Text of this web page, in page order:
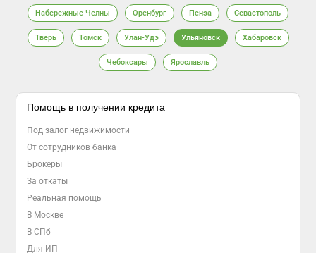
Набережные Челны Оренбург Пенза Севастополь
Тверь Томск Улан-Удэ Ульяновск Хабаровск
Чебоксары Ярославль
Помощь в получении кредита
Под залог недвижимости
От сотрудников банка
Брокеры
За откаты
Реальная помощь
В Москве
В СПб
Для ИП